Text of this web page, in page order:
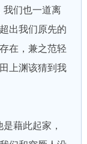
们也一道离
出我们原先的
在，兼之范轻
上渊该猜到我
藉此起家，